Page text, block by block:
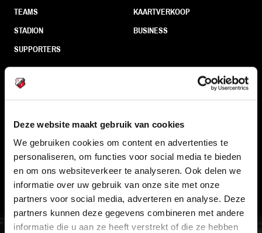
Deze website maakt gebruik van cookies
We gebruiken cookies om content en advertenties te
personaliseren, om functies voor social media te bieden
en om ons websiteverkeer te analyseren. Ook delen we
informatie over uw gebruik van onze site met onze
partners voor social media, adverteren en analyse. Deze
partners kunnen deze gegevens combineren met andere
informatie die u aan ze heeft verstrekt of die ze hebben
TEAMS
STADION
SUPPORTERS
KAARTVERKOOP
BUSINESS
Informatie
VEELGESTELDE VRAGEN
CONTACT
WERKEN BIJ
VERTROUWENSPERSOON
FC Utrecht<br>vanuit<br>het